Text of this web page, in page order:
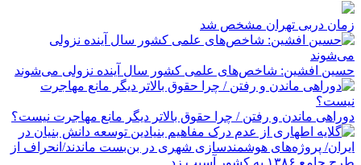
زمان دربی تهران مشخص شد
حسین افشین: شاخص‌های علمی کشور سال آینده نزولی می‌شوند
دوراهی ماندن و رفتن / چرا حقوق بالاتر دیگر مانع مهاجرت نیست؟